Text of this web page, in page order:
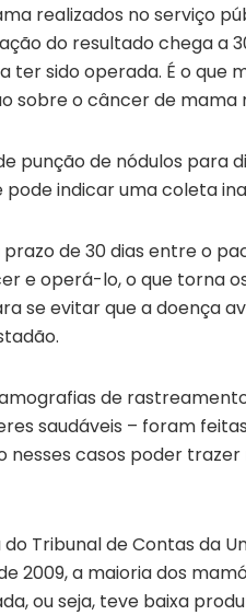
realizados no serviço
do resultado chega a
ter sido operada. É o que
sobre o câncer de mama
punção de nódulos para
indicar uma coleta
de 30 dias entre o
e operá-lo, o que torna
se evitar que a doença
de
saudáveis – foram
nesses casos poder trazer
Tribunal de Contas da
2009, a maioria dos
ou seja, teve baixa